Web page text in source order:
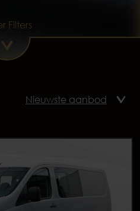
Filters